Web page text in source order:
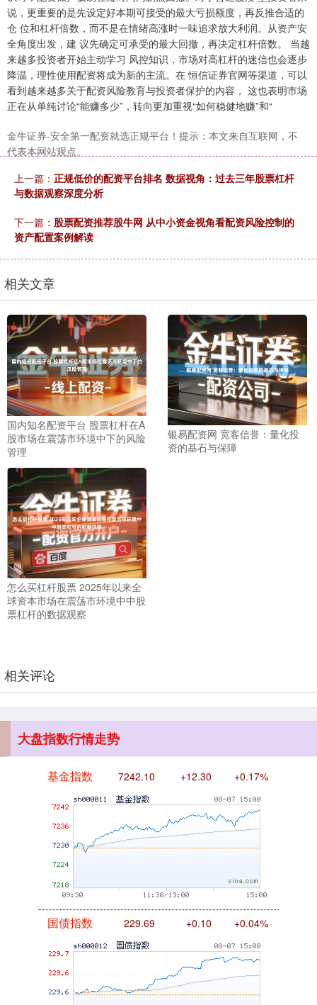
说，更重要的是先设定好本期可接受的最大亏损额度，再反推合适的
仓 位和杠杆倍数，而不是在情绪高涨时一味追求放大利润。从资产安
全角度出发，建 议先确定可承受的最大回撤，再决定杠杆倍数。 当越
来越多投资者开始主动学习 风控知识，市场对高杠杆的迷信也会逐步
降温，理性使用配资将成为新的主流。在 恒信证券官网等渠道，可以
看到越来越多关于配资风险教育与投资者保护的内容， 这也表明市场
正在从单纯讨论“能赚多少”，转向更加重视“如何稳健地赚”和“
金牛证券-安全第一配资就选正规平台！提示：本文来自互联网，不
代表本网站观点。
上一篇： 正规低价的配资平台排名 数据视角：过去三年股票杠杆
与数据观察深度分析
下一篇： 股票配资推荐股牛网 从中小资金视角看配资风险控制的
资产配置案例解读
相关文章
国内知名配资平台 股票杠杆在A
股市场在震荡市环境中下的风险
管理
银易配资网 宽客信誉：量化投
资的基石与保障
怎么买杠杆股票 2025年以来全
球资本市场在震荡市环境中中股
票杠杆的数据观察
相关评论
大盘指数行情走势
深证成指
沪深300
北证50 1134.24 +11.37 +1.01%
创业板指 3563.12
基金指数 7242.10
国债指数 +0.04%